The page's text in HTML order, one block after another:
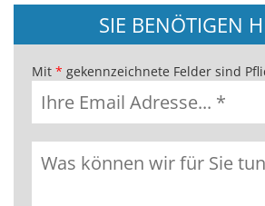
SIE BENÖTIGEN
Mit * gekennzeichnete Felder sind